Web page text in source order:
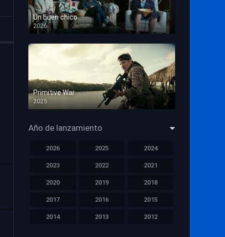
Un buen chico
2026
HD 1080p
Primitive War
2025
HD 1080p
Año de lanzamiento
2026 2025 2024
2023 2022 2021
2020 2019 2018
2017 2016 2015
2014 2013 2012